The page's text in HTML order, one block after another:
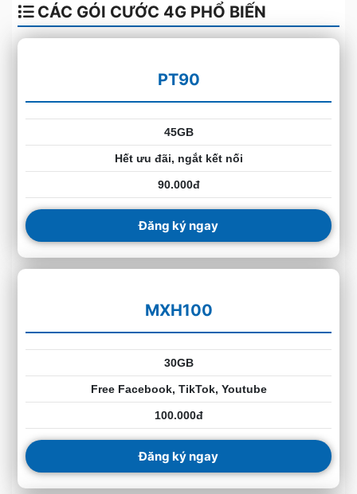
CÁC GÓI CƯỚC 4G PHỔ BIẾN
PT90
45GB
Hết ưu đãi, ngắt kết nối
90.000đ
Đăng ký ngay
MXH100
30GB
Free Facebook, TikTok, Youtube
100.000đ
Đăng ký ngay